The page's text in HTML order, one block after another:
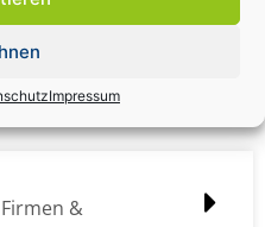
Impressum
/ Profidatencheck
&